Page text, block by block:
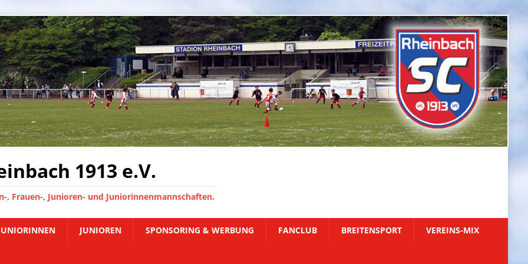
1913 e.V.
, Frauen-, Junioren- und Juniorinnenmannschaften.
JUNIOREN SPONSORING & WERBUNG FANCLUB BREITENSPORT VEREINS-MIX